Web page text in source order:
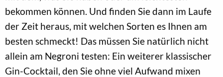
bekommen können. Und finden Sie dann im Laufe
der Zeit heraus, mit welchen Sorten es Ihnen am
besten schmeckt! Das müssen Sie natürlich nicht
allein am Negroni testen: Ein weiterer klassischer
Gin-Cocktail, den Sie ohne viel Aufwand mixen